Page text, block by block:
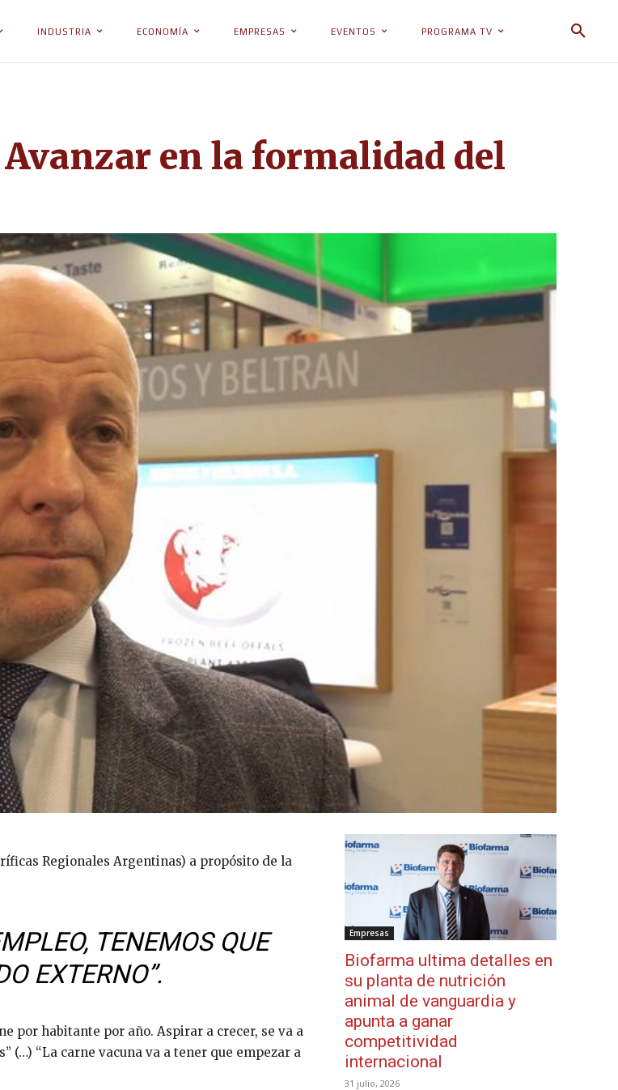
INDUSTRIA ECONOMÍA EMPRESAS EVENTOS PROGRAMA TV
en la formalidad del
Regionales Argentinas) a propósito de la
TENEMOS QUE
EXTERNO”.
por habitante por año. Aspirar a crecer, se va a
(…) “La carne vacuna va a tener que empezar a
Empresas
Biofarma ultima detalles en
su planta de nutrición
animal de vanguardia y
apunta a ganar
competitividad
internacional
31 julio, 2026